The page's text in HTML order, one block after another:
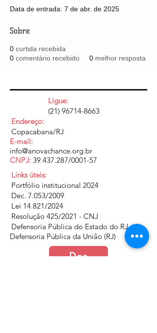
Data de entrada: 7 de abr. de 2025
Sobre
0 curtida recebida
0 comentário recebido 0 melhor resposta
Ligue:
(21) 96714-8663
Endereço:
Copacabana/RJ
E-mail:
info@anovachance.org.br
CNPJ: 39.437.287/0001-57
Links úteis:
Portfólio institucional 2024
Dec. 7.053/2009
Lei 14.821/2024
Resolução 425/2021 - CNJ
Defensoria Pública do Estado do RJ
Defensoria Pública da União (RJ)
Doe